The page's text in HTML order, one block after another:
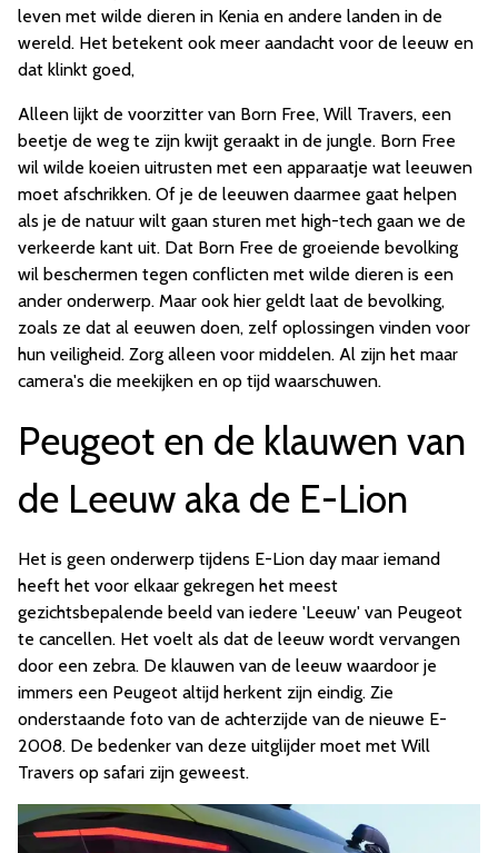
leven met wilde dieren in Kenia en andere landen in de
wereld. Het betekent ook meer aandacht voor de leeuw en
dat klinkt goed,
Alleen lijkt de voorzitter van Born Free, Will Travers, een
beetje de weg te zijn kwijt geraakt in de jungle. Born Free
wil wilde koeien uitrusten met een apparaatje wat leeuwen
moet afschrikken. Of je de leeuwen daarmee gaat helpen
als je de natuur wilt gaan sturen met high-tech gaan we de
verkeerde kant uit. Dat Born Free de groeiende bevolking
wil beschermen tegen conflicten met wilde dieren is een
ander onderwerp. Maar ook hier geldt laat de bevolking,
zoals ze dat al eeuwen doen, zelf oplossingen vinden voor
hun veiligheid. Zorg alleen voor middelen. Al zijn het maar
camera's die meekijken en op tijd waarschuwen.
Peugeot en de klauwen van
de Leeuw aka de E-Lion
Het is geen onderwerp tijdens E-Lion day maar iemand
heeft het voor elkaar gekregen het meest
gezichtsbepalende beeld van iedere 'Leeuw' van Peugeot
te cancellen. Het voelt als dat de leeuw wordt vervangen
door een zebra. De klauwen van de leeuw waardoor je
immers een Peugeot altijd herkent zijn eindig. Zie
onderstaande foto van de achterzijde van de nieuwe E-
2008. De bedenker van deze uitglijder moet met Will
Travers op safari zijn geweest.